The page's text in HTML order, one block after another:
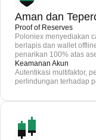
Aman dan
Proof of Reserves
Poloniex menyediakan
berlapis dan wallet
penarikan 100% atas
Keamanan Akun
Autentikasi multifaktor,
perlindungan terhadap